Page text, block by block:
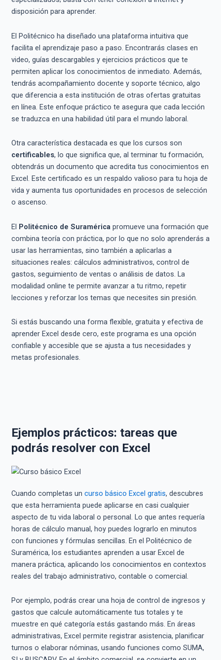
disposición para aprender.
El Politécnico ha diseñado una plataforma intuitiva que
facilita el aprendizaje paso a paso. Encontrarás clases en
video, guías descargables y ejercicios prácticos que te
permiten aplicar los conocimientos de inmediato. Además,
tendrás acompañamiento docente y soporte técnico, algo
que diferencia a esta institución de otras ofertas gratuitas
en línea. Este enfoque práctico te asegura que cada lección
se traduzca en una habilidad útil para el mundo laboral.
Otra característica destacada es que los cursos son
certificables, lo que significa que, al terminar tu formación,
obtendrás un documento que acredita tus conocimientos en
Excel. Este certificado es un respaldo valioso para tu hoja de
vida y aumenta tus oportunidades en procesos de selección
o ascenso.
El Politécnico de Suraméricapromueve una formación que
combina teoría con práctica, por lo que no solo aprenderás a
usar las herramientas, sino también a aplicarlas a
situaciones reales: cálculos administrativos, control de
gastos, seguimiento de ventas o análisis de datos. La
modalidad online te permite avanzar a tu ritmo, repetir
lecciones y reforzar los temas que necesites sin presión.
Si estás buscando una forma flexible, gratuita y efectiva de
aprender Excel desde cero, este programa es una opción
confiable y accesible que se ajusta a tus necesidades y
metas profesionales.
Ejemplos prácticos: tareas que
podrás resolver con Excel
Cuando completas un curso básico Excel gratis, descubres
que esta herramienta puede aplicarse en casi cualquier
aspecto de tu vida laboral o personal. Lo que antes requería
horas de cálculo manual, hoy puedes lograrlo en minutos
con funciones y fórmulas sencillas. En el Politécnico de
Suramérica, los estudiantes aprenden a usar Excel de
manera práctica, aplicando los conocimientos en contextos
reales del trabajo administrativo, contable o comercial.
Por ejemplo, podrás crear una hoja de control de ingresos y
gastos que calcule automáticamente tus totales y te
muestre en qué categoría estás gastando más. En áreas
administrativas, Excel permite registrar asistencia, planificar
turnos o elaborar nóminas, usando funciones como SUMA,